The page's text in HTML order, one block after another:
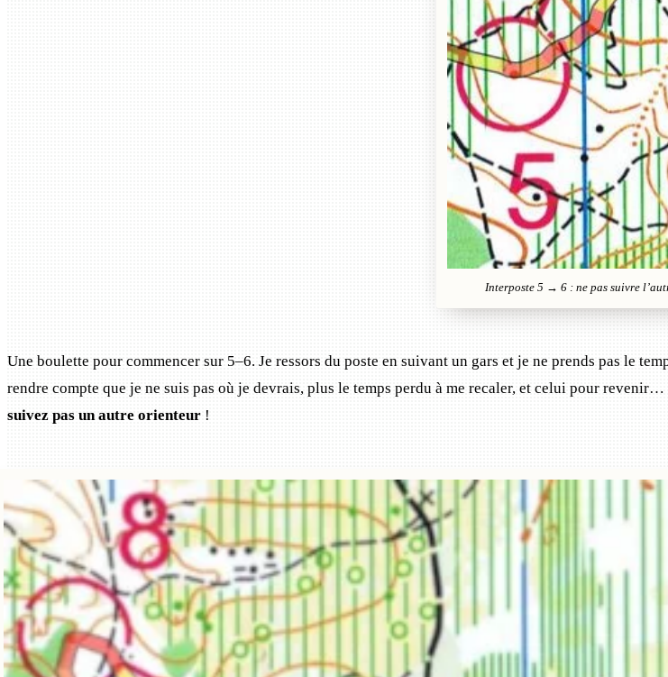
Interposte 5 → 6 : ne pas suivre
Une boulette pour commencer sur 5–6. Je ressors du poste en suivant un gars et je ne prends pas le
rendre compte que je ne suis pas où je devrais, plus le temps perdu à me recaler, et celui pour
suivez pas un autre orienteur !